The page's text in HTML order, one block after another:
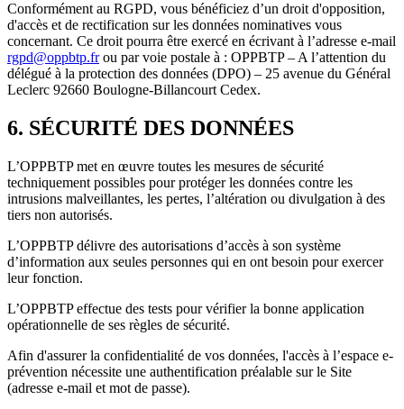
Conformément au RGPD, vous bénéficiez d’un droit d'opposition,
d'accès et de rectification sur les données nominatives vous
concernant. Ce droit pourra être exercé en écrivant à l’adresse e-mail
rgpd@oppbtp.frou par voie postale à : OPPBTP – A l’attention du
délégué à la protection des données (DPO) – 25 avenue du Général
Leclerc 92660 Boulogne-Billancourt Cedex.
6. SÉCURITÉ DES DONNÉES
L’OPPBTP met en œuvre toutes les mesures de sécurité
techniquement possibles pour protéger les données contre les
intrusions malveillantes, les pertes, l’altération ou divulgation à des
tiers non autorisés.
L’OPPBTP délivre des autorisations d’accès à son système
d’information aux seules personnes qui en ont besoin pour exercer
leur fonction.
L’OPPBTP effectue des tests pour vérifier la bonne application
opérationnelle de ses règles de sécurité.
Afin d'assurer la confidentialité de vos données, l'accès à l’espace e-
prévention nécessite une authentification préalable sur le Site
(adresse e-mail et mot de passe).